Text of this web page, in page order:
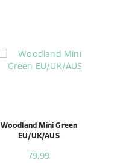
Woodland Mini Green
EU/UK/AUS
79,99